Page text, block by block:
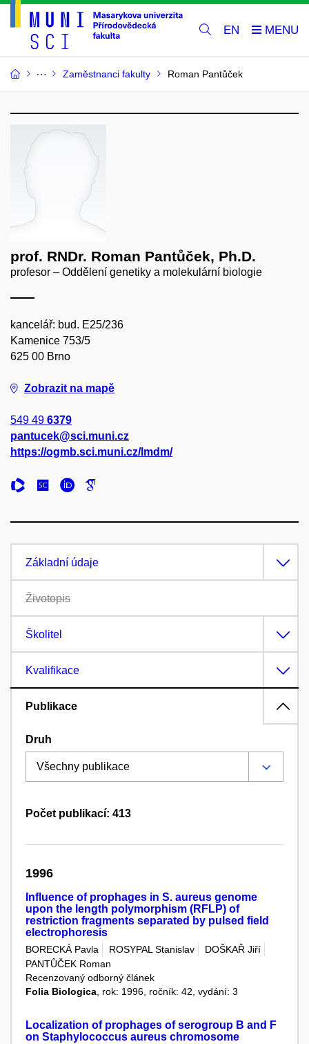
EN
Zaměstnanci fakulty Roman Pantůček
prof. RNDr. Roman Pantůček, Ph.D.
profesor – Oddělení genetiky a molekulární biologie
kancelář: bud. E25/236
Kamenice 753/5
625 00 Brno
Zobrazit na mapě
549 49 6379
pantucek@sci.muni.cz
https://ogmb.sci.muni.cz/lmdm/
Základní údaje
Životopis
Školitel
Kvalifikace
Publikace
Druh
Počet publikací: 413
1996
Influence of prophages in S. aureus genome
upon the length polymorphism (RFLP) of
restriction fragments separated by pulsed field
electrophoresis
BORECKÁ Pavla ROSYPAL Stanislav
DOŠKAŘ Jiří
PANTŮČEK Roman
Recenzovaný odborný článek
Folia Biologica , rok: 1996, ročník: 42, vydání: 3
Localization of prophages of serogroup B and F
on Staphylococcus aureus chromosome